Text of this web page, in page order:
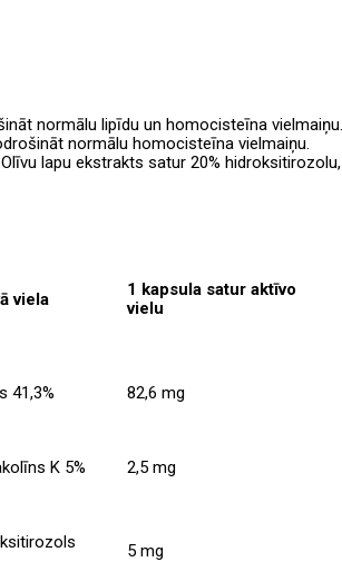
normālu lipīdu un homocisteīna vielmaiņu.
normālu homocisteīna vielmaiņu.
lapu ekstrakts satur 20% hidroksitirozolu,
viela
1 kapsula satur aktīvo
vielu
41,3% 82,6 mg
K 5% 2,5 mg
5 mg